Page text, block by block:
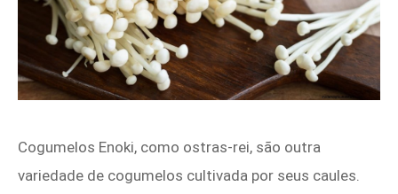
Cogumelos Enoki, como ostras-rei, são outra
variedade de cogumelos cultivada por seus caules.